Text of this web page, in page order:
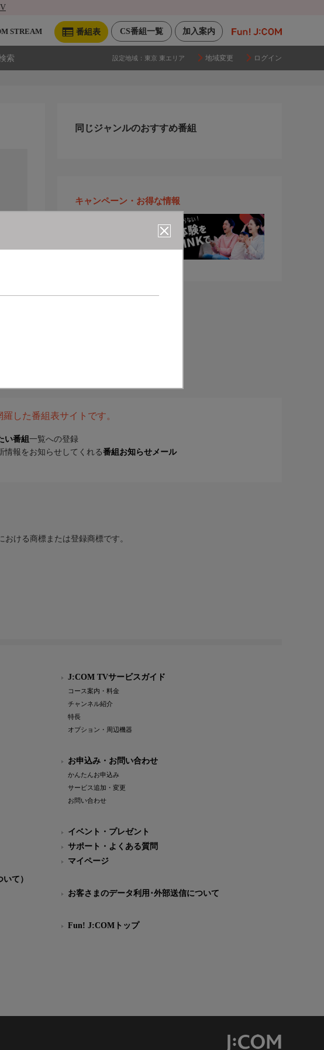
加入案内
CS番組一覧
番組表
STREAM
索 設定地域： 東京 東エリア 地域変更 ログイン
同じジャンルのおすすめ番組
キャンペーン・お得な情報
した番組表サイトです。
い番組一覧への登録
情報をお知らせしてくれる番組お知らせメール
ける商標または登録商標です。
て）
J:COM TVサービスガイド
コース案内・料金
チャンネル紹介
特長
オプション・周辺機器
お申込み・お問い合わせ
かんたんお申込み
サービス追加・変更
お問い合わせ
イベント・プレゼント
サポート・よくある質問
マイページ
お客さまのデータ利用･外部送信について
Fun! J:COMトップ